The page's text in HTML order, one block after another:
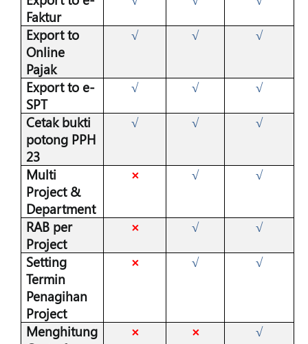
Faktur
Export to
Online
Pajak
√ √ √
Export to e-
SPT
√ √ √
Cetak bukti
potong PPH
23
√ √ √
Multi
Project &
Department
× √ √
RAB per
Project
× √ √
Setting
Termin
Penagihan
Project
× √ √
Menghitung
× × √